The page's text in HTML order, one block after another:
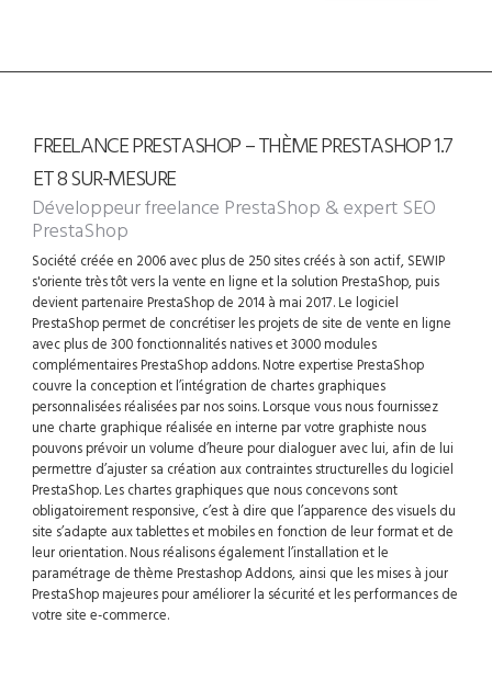
FREELANCE PRESTASHOP – THÈME PRESTASHOP 1.7
ET 8 SUR-MESURE
Développeur freelance PrestaShop & expert SEO
PrestaShop
Société créée en 2006 avec plus de 250 sites créés à son actif, SEWIP
s'oriente très tôt vers la vente en ligne et la solution PrestaShop, puis
devient partenaire PrestaShop de 2014 à mai 2017. Le logiciel
PrestaShop permet de concrétiser les projets de site de vente en ligne
avec plus de 300 fonctionnalités natives et 3000 modules
complémentaires PrestaShop addons. Notre expertise PrestaShop
couvre la conception et l’intégration de chartes graphiques
personnalisées réalisées par nos soins. Lorsque vous nous fournissez
une charte graphique réalisée en interne par votre graphiste nous
pouvons prévoir un volume d’heure pour dialoguer avec lui, afin de lui
permettre d’ajuster sa création aux contraintes structurelles du logiciel
PrestaShop. Les chartes graphiques que nous concevons sont
obligatoirement responsive, c’est à dire que l’apparence des visuels du
site s’adapte aux tablettes et mobiles en fonction de leur format et de
leur orientation. Nous réalisons également l’installation et le
paramétrage de thème Prestashop Addons, ainsi que les mises à jour
PrestaShop majeures pour améliorer la sécurité et les performances de
votre site e-commerce.